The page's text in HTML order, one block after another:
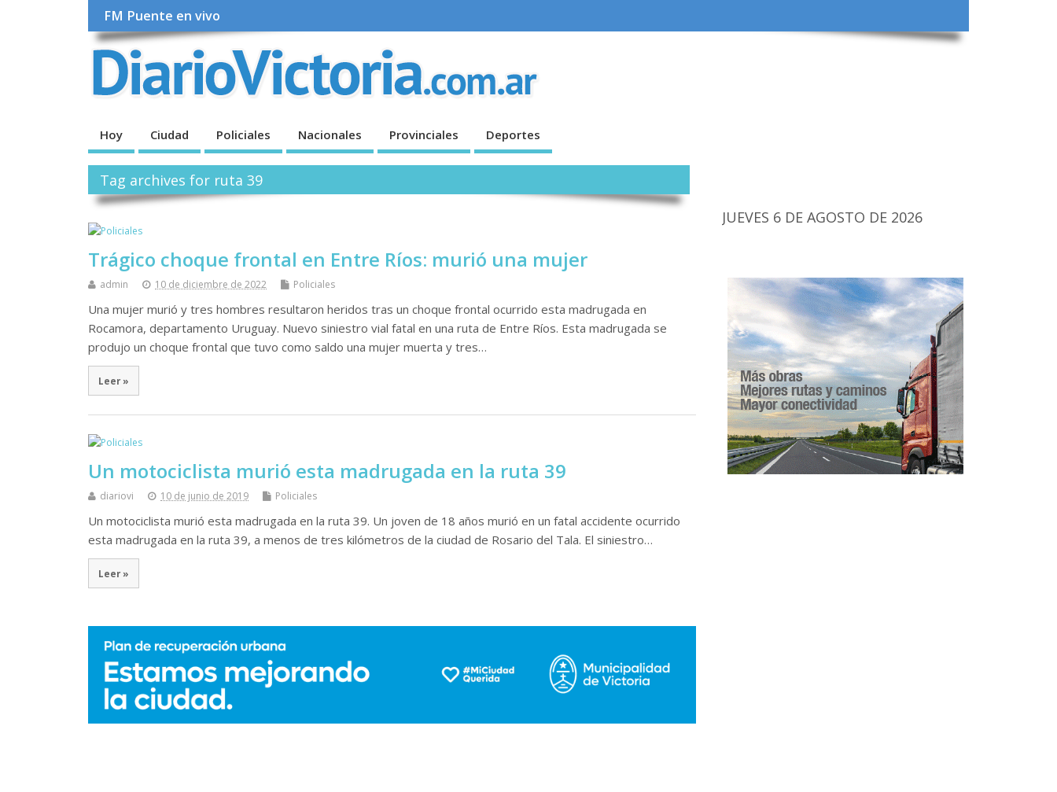
FM Puente en vivo
Hoy Ciudad Policiales Nacionales Provinciales Deportes
Tag archives for ruta 39
Trágico choque frontal en Entre Ríos: murió una mujer
admin 10 de diciembre de 2022 Policiales
Una mujer murió y tres hombres resultaron heridos tras un choque frontal ocurrido esta madrugada en
Rocamora, departamento Uruguay. Nuevo siniestro vial fatal en una ruta de Entre Ríos. Esta madrugada se
produjo un choque frontal que tuvo como saldo una mujer muerta y tres…
Leer »
Un motociclista murió esta madrugada en la ruta 39
diariovi 10 de junio de 2019 Policiales
Un motociclista murió esta madrugada en la ruta 39. Un joven de 18 años murió en un fatal accidente ocurrido
esta madrugada en la ruta 39, a menos de tres kilómetros de la ciudad de Rosario del Tala. El siniestro…
Leer »
JUEVES 6 DE AGOSTO DE 2026